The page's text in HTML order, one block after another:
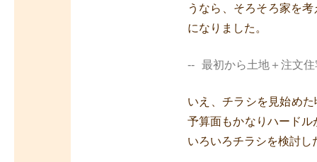
うなら、そろそろ家を
になりました。
最初から土地＋注文
いえ、チラシを見始め
予算面もかなりハード
いろいろチラシを検討